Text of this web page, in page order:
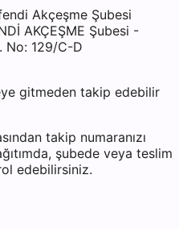
Akçeşme Şubesi
AKÇEŞME Şubesi -
No: 129/C-D
gitmeden takip edebilir
takip numaranızı
şubede veya teslim
edebilirsiniz.